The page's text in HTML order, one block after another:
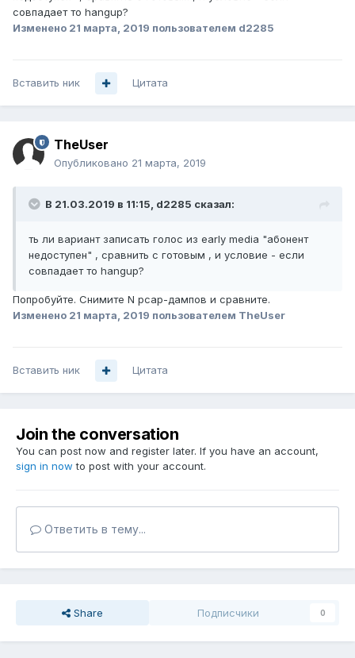
совпадает то hangup?
Изменено 21 марта, 2019 пользователем d2285
Вставить ник Цитата
TheUser
Опубликовано 21 марта, 2019
В 21.03.2019 в 11:15, d2285 сказал:
ть ли вариант записать голос из early media "абонент
недоступен" , сравнить с готовым , и условие - если
совпадает то hangup?
Попробуйте. Снимите N pcap-дампов и сравните.
Изменено 21 марта, 2019 пользователем TheUser
Вставить ник Цитата
Join the conversation
You can post now and register later. If you have an account,
sign in now to post with your account.
Ответить в тему...
Share Подписчики 0